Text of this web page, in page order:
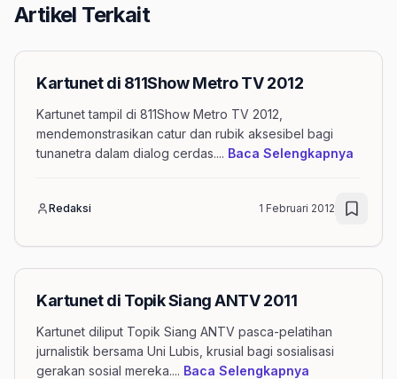
Artikel Terkait
Kartunet di 811Show Metro TV 2012
Kartunet tampil di 811Show Metro TV 2012,
mendemonstrasikan catur dan rubik aksesibel bagi
tunanetra dalam dialog cerdas.... Baca Selengkapnya
Redaksi 1 Februari 2012
Kartunet di Topik Siang ANTV 2011
Kartunet diliput Topik Siang ANTV pasca-pelatihan
jurnalistik bersama Uni Lubis, krusial bagi sosialisasi
gerakan sosial mereka.... Baca Selengkapnya